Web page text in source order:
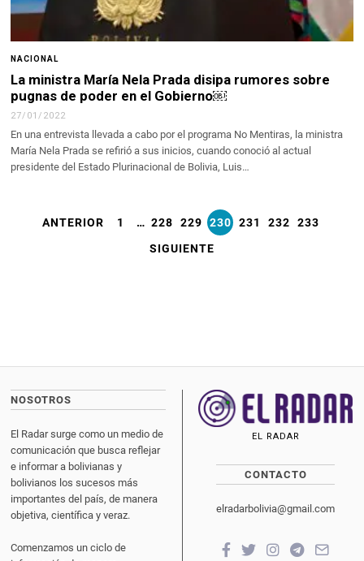
NACIONAL
La ministra María Nela Prada disipa rumores sobre
pugnas de poder en el Gobierno￼
27/01/2022
En una entrevista llevada a cabo por el programa No Mentiras, la ministra
María Nela Prada se refirió a sus inicios, cuando conoció al actual
presidente del Estado Plurinacional de Bolivia, Luis…
ANTERIOR 1 … 228 229 230 231 232
233
SIGUIENTE
NOSOTROS
El Radar surge como un medio de
comunicación que busca reflejar
e informar a bolivianas y
bolivianos los sucesos más
importantes del país, de manera
objetiva, científica y veraz.
Comenzamos un ciclo de
EL RADAR
CONTACTO
elradarbolivia@gmail.com